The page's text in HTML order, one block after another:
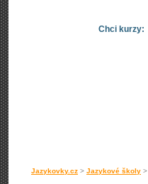
Chci kurzy:
Jazykovky.cz > Jazykové školy >